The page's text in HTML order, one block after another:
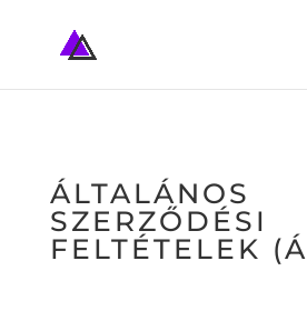
ÁLTALÁNOS
SZERZŐDÉSI
FELTÉTELEK